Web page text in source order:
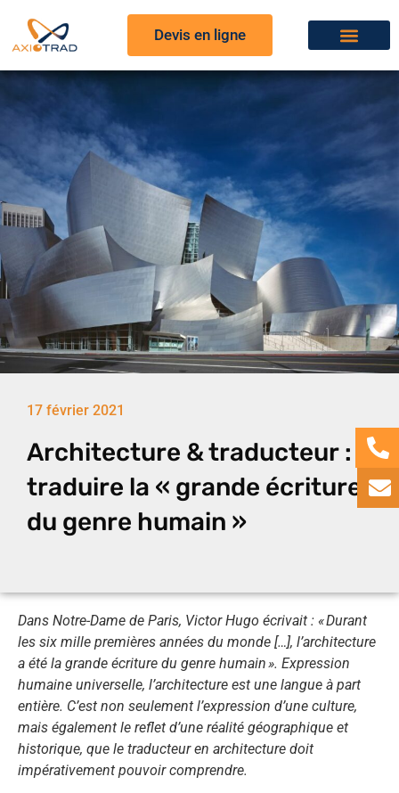
Devis en ligne
17 février 2021
Architecture & traducteur :
traduire la « grande écriture
du genre humain »
Dans Notre-Dame de Paris, Victor Hugo écrivait : «Durant
les six mille premières années du monde […], l’architecture
a été la grande écriture du genre humain». Expression
humaine universelle, l’architecture est une langue à part
entière. C’est non seulement l’expression d’une culture,
mais également le reflet d’une réalité géographique et
historique, que le traducteur en architecture doit
impérativement pouvoir comprendre.